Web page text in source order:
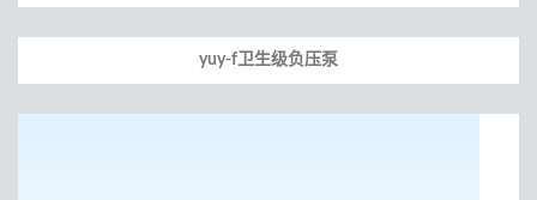
yuy-f卫生级负压泵